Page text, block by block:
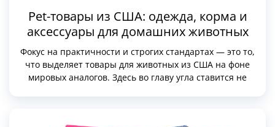
Pet-товары из США: одежда, корма и
аксессуары для домашних животных
Фокус на практичности и строгих стандартах — это то,
что выделяет товары для животных из США на фоне
мировых аналогов. Здесь во главу угла ставится не